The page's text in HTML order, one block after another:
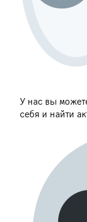
У нас вы
себя и найти